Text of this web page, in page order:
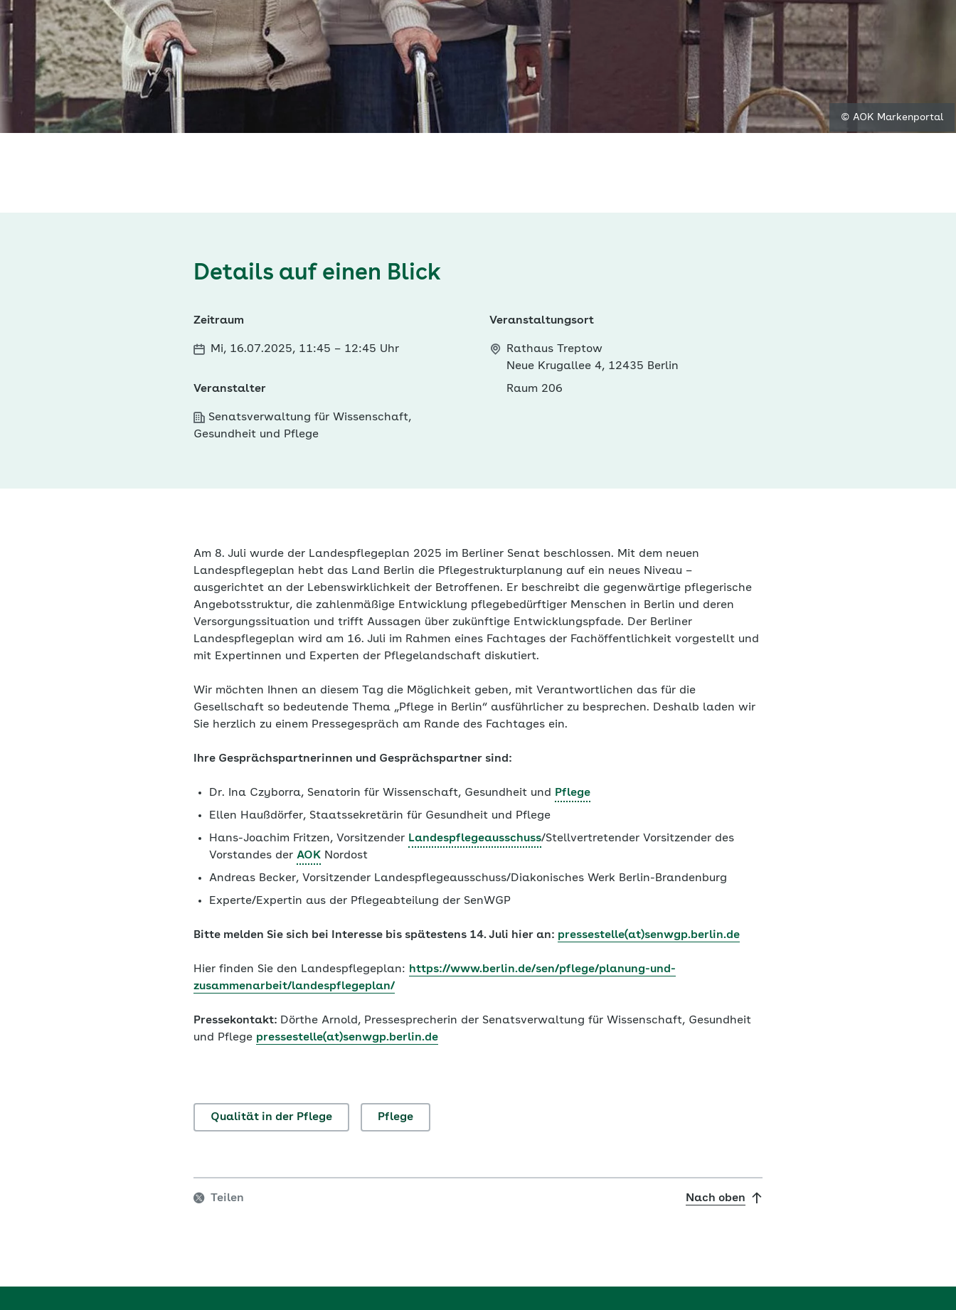
© AOK Markenportal
Details auf einen Blick
Zeitraum
Mi, 16.07.2025, 11:45 – 12:45 Uhr
Veranstalter
Senatsverwaltung für Wissenschaft,
Gesundheit und Pflege
Veranstaltungsort
Rathaus Treptow
Neue Krugallee 4, 12435 Berlin
Raum 206
Am 8. Juli wurde der Landespflegeplan 2025 im Berliner Senat beschlossen. Mit dem neuen
Landespflegeplan hebt das Land Berlin die Pflegestrukturplanung auf ein neues Niveau –
ausgerichtet an der Lebenswirklichkeit der Betroffenen. Er beschreibt die gegenwärtige pflegerische
Angebotsstruktur, die zahlenmäßige Entwicklung pflegebedürftiger Menschen in Berlin und deren
Versorgungssituation und trifft Aussagen über zukünftige Entwicklungspfade. Der Berliner
Landespflegeplan wird am 16. Juli im Rahmen eines Fachtages der Fachöffentlichkeit vorgestellt und
mit Expertinnen und Experten der Pflegelandschaft diskutiert.
Wir möchten Ihnen an diesem Tag die Möglichkeit geben, mit Verantwortlichen das für die
Gesellschaft so bedeutende Thema „Pflege in Berlin“ ausführlicher zu besprechen. Deshalb laden wir
Sie herzlich zu einem Pressegespräch am Rande des Fachtages ein.
Ihre Gesprächspartnerinnen und Gesprächspartner sind:
Dr. Ina Czyborra, Senatorin für Wissenschaft, Gesundheit und
Pflege
Ellen Haußdörfer, Staatssekretärin für Gesundheit und Pflege
Hans-Joachim Fritzen, Vorsitzender Landespflegeausschuss/Stellvertretender Vorsitzender des
Vorstandes der AOK Nordost
Andreas Becker, Vorsitzender Landespflegeausschuss/Diakonisches Werk Berlin-Brandenburg
Experte/Expertin aus der Pflegeabteilung der SenWGP
Bitte melden Sie sich bei Interesse bis spätestens 14. Juli hier an: pressestelle(at)senwgp.berlin.de
Hier finden Sie den Landespflegeplan: https://www.berlin.de/sen/pflege/planung-und-
zusammenarbeit/landespflegeplan/
Pressekontakt: Dörthe Arnold, Pressesprecherin der Senatsverwaltung für Wissenschaft, Gesundheit
und Pflege pressestelle(at)senwgp.berlin.de
Qualität in der Pflege Pflege
Teilen Nach oben